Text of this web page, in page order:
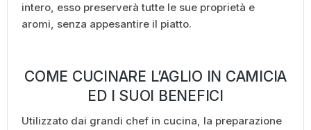
intero, esso preserverà tutte le sue proprietà e
aromi, senza appesantire il piatto.
COME CUCINARE L’AGLIO IN CAMICIA
ED I SUOI BENEFICI
Utilizzato dai grandi chef in cucina, la preparazione